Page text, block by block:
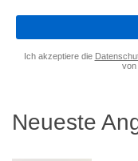
*
Ich akzeptiere die
von
Neueste